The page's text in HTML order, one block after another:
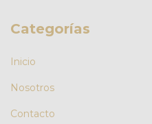
Categorías
Inicio
Nosotros
Contacto